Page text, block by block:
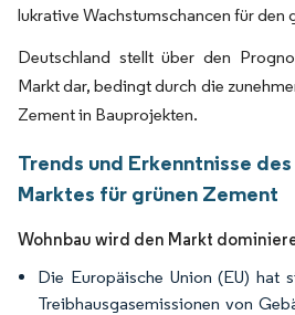
lukrative Wachstumschancen für den
Deutschland stellt über den
Markt dar, bedingt durch die
Zement in Bauprojekten.
Trends und Erkenntnisse
Marktes für grünen Zement
Wohnbau wird den Markt
Die Europäische Union (EU) hat
Treibhausgasemissionen von